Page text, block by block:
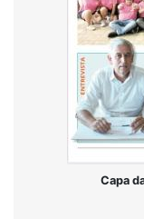
Capa